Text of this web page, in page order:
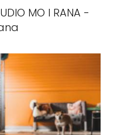
MO I RANA -